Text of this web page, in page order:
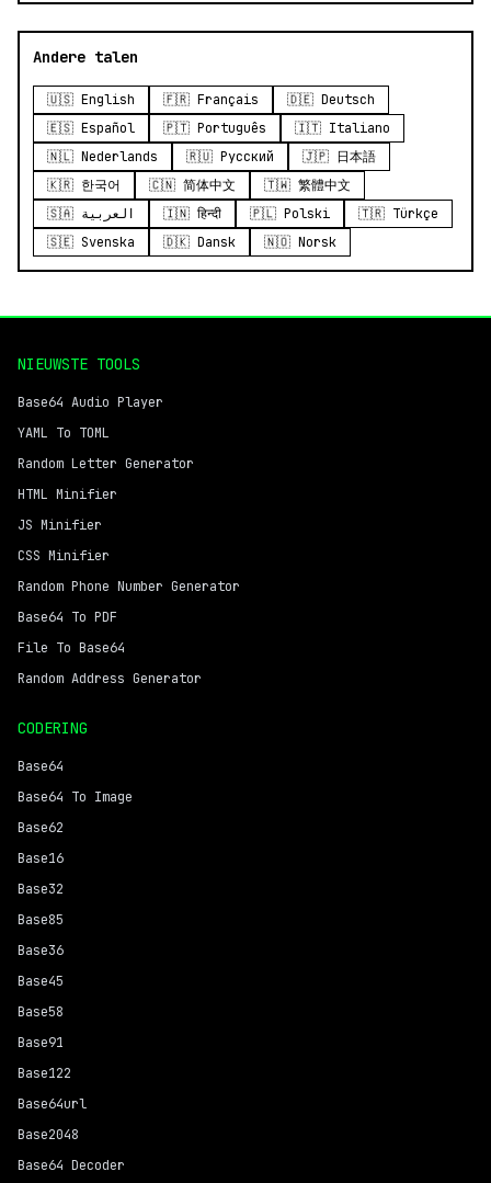
Andere talen
🇺🇸 English 🇫🇷 Français
🇩🇪 Deutsch
🇪🇸 Español
🇵🇹 Português
🇮🇹 Italiano
🇳🇱 Nederlands
🇷🇺 Русский
🇯🇵 日本語
🇰🇷 한국어
🇨🇳 简体中文
🇹🇼 繁體中文
🇸🇦 العربية
🇮🇳 हिन्दी 🇵🇱 Polski
🇹🇷 Türkçe
🇸🇪 Svenska
🇩🇰 Dansk 🇳🇴 Norsk
NIEUWSTE TOOLS
Base64 Audio Player
YAML To TOML
Random Letter Generator
HTML Minifier
JS Minifier
CSS Minifier
Random Phone Number Generator
Base64 To PDF
File To Base64
Random Address Generator
CODERING
Base64
Base64 To Image
Base62
Base16
Base32
Base85
Base36
Base45
Base58
Base91
Base122
Base64url
Base2048
Base64 Decoder